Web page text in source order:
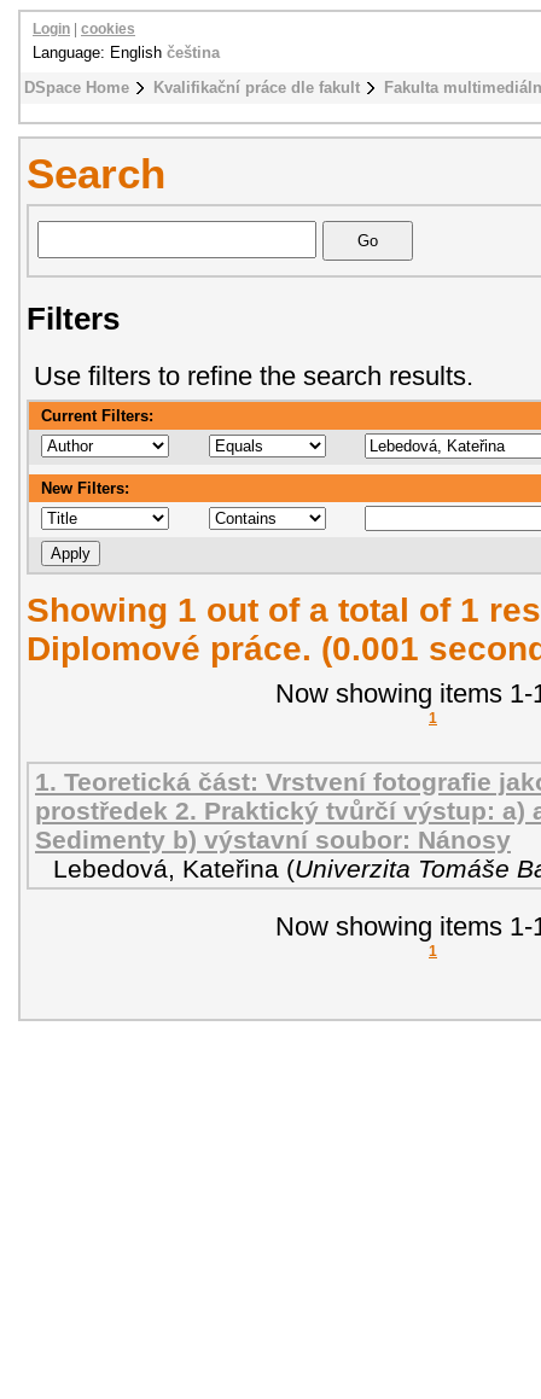
DSpace Home Kvalifikační práce dle fakult Fakulta
Login cookies
Language: English čeština
Search
Filters
Use filters to refine the search results.
Current Filters:
New Filters:
Showing 1 out of a total of 1
Diplomové práce. (0.001
Now showing items 1-
1
1. Teoretická část: Vrstvení fotografie
prostředek 2. Praktický tvůrčí výstup: a)
Sedimenty b) výstavní soubor: Nánosy
Lebedová, Kateřina (Univerzita Tomáše
Now showing items 1-
1